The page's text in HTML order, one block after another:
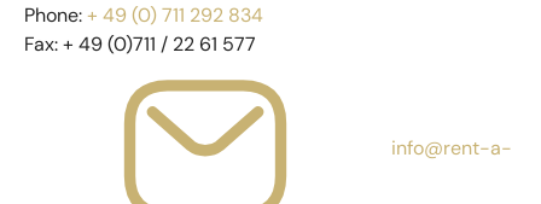
Phone:+ 49 (0) 711 292 834
Fax:+ 49 (0)711 / 22 61 577
info@rent-a-